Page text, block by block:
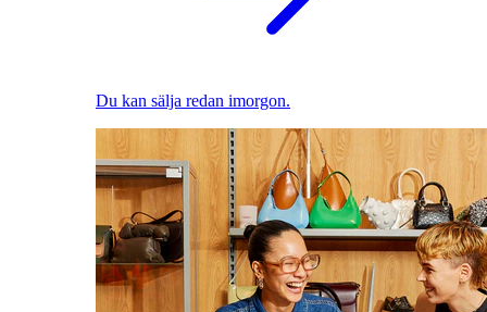
Du kan sälja redan imorgon.